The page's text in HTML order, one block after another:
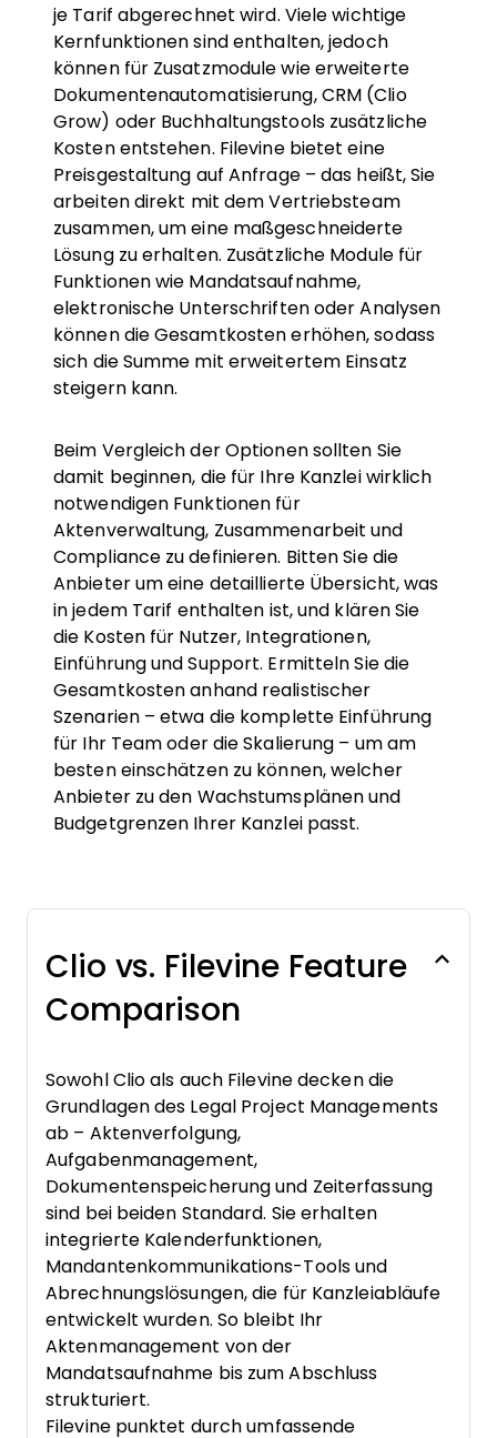
je Tarif abgerechnet wird. Viele wichtige
Kernfunktionen sind enthalten, jedoch
können für Zusatzmodule wie erweiterte
Dokumentenautomatisierung, CRM (Clio
Grow) oder Buchhaltungstools zusätzliche
Kosten entstehen. Filevine bietet eine
Preisgestaltung auf Anfrage – das heißt, Sie
arbeiten direkt mit dem Vertriebsteam
zusammen, um eine maßgeschneiderte
Lösung zu erhalten. Zusätzliche Module für
Funktionen wie Mandatsaufnahme,
elektronische Unterschriften oder Analysen
können die Gesamtkosten erhöhen, sodass
sich die Summe mit erweitertem Einsatz
steigern kann.
Beim Vergleich der Optionen sollten Sie
damit beginnen, die für Ihre Kanzlei wirklich
notwendigen Funktionen für
Aktenverwaltung, Zusammenarbeit und
Compliance zu definieren. Bitten Sie die
Anbieter um eine detaillierte Übersicht, was
in jedem Tarif enthalten ist, und klären Sie
die Kosten für Nutzer, Integrationen,
Einführung und Support. Ermitteln Sie die
Gesamtkosten anhand realistischer
Szenarien – etwa die komplette Einführung
für Ihr Team oder die Skalierung – um am
besten einschätzen zu können, welcher
Anbieter zu den Wachstumsplänen und
Budgetgrenzen Ihrer Kanzlei passt.
Clio vs. Filevine Feature
Comparison
Sowohl Clio als auch Filevine decken die
Grundlagen des Legal Project Managements
ab – Aktenverfolgung,
Aufgabenmanagement,
Dokumentenspeicherung und Zeiterfassung
sind bei beiden Standard. Sie erhalten
integrierte Kalenderfunktionen,
Mandantenkommunikations-Tools und
Abrechnungslösungen, die für Kanzleiabläufe
entwickelt wurden. So bleibt Ihr
Aktenmanagement von der
Mandatsaufnahme bis zum Abschluss
strukturiert.
Filevine punktet durch umfassende